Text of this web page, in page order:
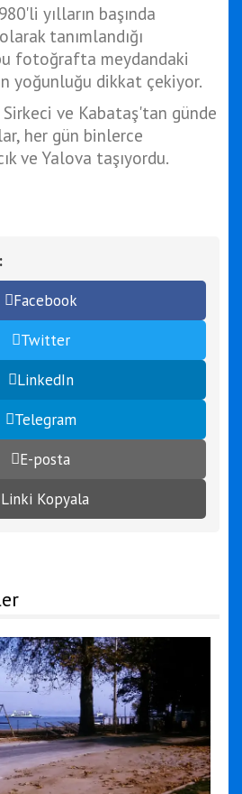
yılların başında
tanımlandığı
fotoğrafta meydandaki
yoğunluğu dikkat çekiyor.
ve Kabataş'tan günde
her gün binlerce
ve Yalova taşıyordu.
Facebook
Twitter
LinkedIn
Telegram
E-posta
Linki Kopyala